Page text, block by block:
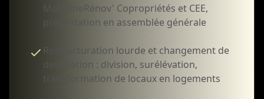
MaPrimeRénov' Copropriétés et CEE,
présentation en assemblée générale
Restructuration lourde et changement de
destination : division, surélévation,
transformation de locaux en logements